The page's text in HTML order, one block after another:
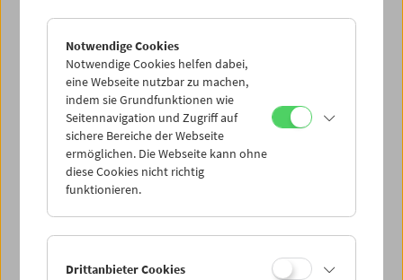
Found Footage-Aufnahmen des kommunistischen
Moskau. Das Material entfaltet durch Schäden und
Doppelbelichtungen eine eigenartige Ästhetik, die an
Gemälde von Lionel Feininger erinnert. (Text: Hanna
Schimek/Anna Högner)
<< Zurück zur Übersicht Kulturerbe digital
Share on
Notwendige Cookies
Notwendige Cookies helfen dabei,
eine Webseite nutzbar zu machen,
indem sie Grundfunktionen wie
Seitennavigation und Zugriff auf
sichere Bereiche der Webseite
ermöglichen. Die Webseite kann ohne
diese Cookies nicht richtig
funktionieren.
Drittanbieter Cookies